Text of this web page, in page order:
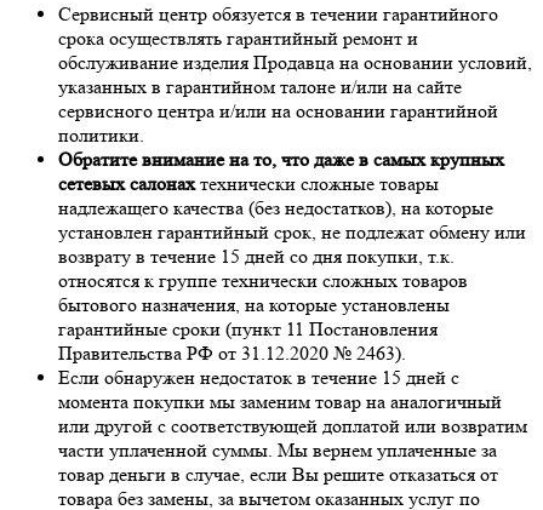
Сервисный центр обязуется в течении гарантийного
срока осуществлять гарантийный ремонт и
обслуживание изделия Продавца на основании условий,
указанных в гарантийном талоне и/или на сайте
сервисного центра и/или на основании гарантийной
политики.
Обратите внимание на то, что даже в самых крупных
сетевых салонахтехнически сложные товары
надлежащего качества (без недостатков), на которые
установлен гарантийный срок, не подлежат обмену или
возврату в течение 15 дней со дня покупки, т.к.
относятся к группе технически сложных товаров
бытового назначения, на которые установлены
гарантийные сроки (пункт 11 Постановления
Правительства РФ от 31.12.2020 № 2463).
Если обнаружен недостаток в течение 15 дней с
момента покупки мы заменим товар на аналогичный
или другой с соответствующей доплатой или возвратим
части уплаченной суммы. Мы вернем уплаченные за
товар деньги в случае, если Вы решите отказаться от
товара без замены, за вычетом оказанных услуг по